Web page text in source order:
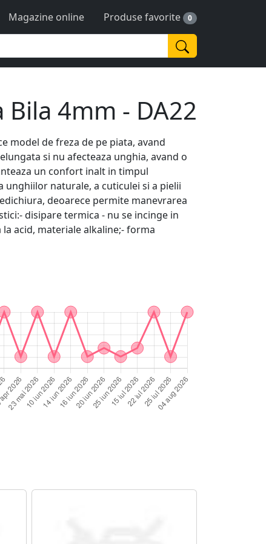
Magazine online Produse favorite 0
4mm - DA22
model de freza de pe piata, avand
si nu afecteaza unghia, avand o
un confort inalt in timpul
naturale, a cuticulei si a pielii
deoarece permite manevrarea
disipare termica - nu se incinge in
acid, materiale alkaline;- forma